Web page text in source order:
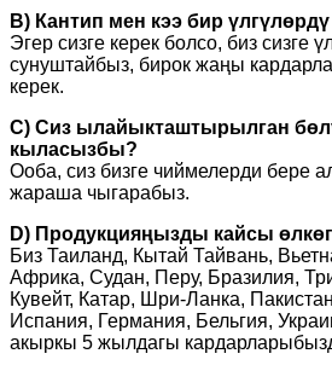
B) Кантип мен кээ бир
Эгер сизге керек болсо, биз сизге
сунуштайбыз, бирок жаңы
керек.
C) Сиз ылайыкташтырылган
кыласызбы?
Ооба, сиз бизге чиймелерди бере
жараша чыгарабыз.
D) Продукцияңызды кайсы
Биз Таиланд, Кытай Тайвань,
Африка, Судан, Перу, Бразилия,
Кувейт, Катар, Шри-Ланка,
Испания, Германия, Бельгия,
акыркы 5 жылдагы